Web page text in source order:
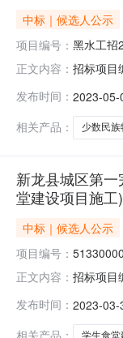
中标｜候选人公示
项目编号： 黑水工招
正文内容： 招标项目
易系统2.
发布时间： 2023-05-
相关产品：
少数民族
新龙县城区第
堂建设项目施工)
中标｜候选人公示
项目编号：
正文内容： 招标项目
一完全小
名称新龙
发布时间： 2023-
学生食堂